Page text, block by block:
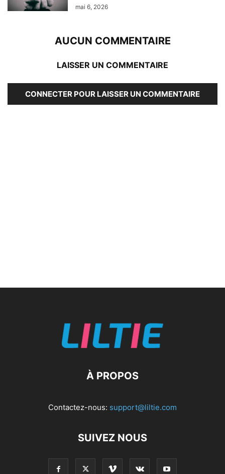
mai 6, 2026
AUCUN COMMENTAIRE
LAISSER UN COMMENTAIRE
CONNECTER POUR LAISSER UN COMMENTAIRE
À PROPOS
Contactez-nous: support@liltie.com
SUIVEZ NOUS